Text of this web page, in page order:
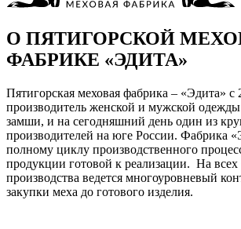
О ПЯТИГОРСКОЙ
ФАБРИКЕ «ЭДИТА»
Пятигорская меховая фабрика – «Эдита» с
производитель женской и мужской
замши, и на сегодняшний день один из
производителей на юге России. Фабрика
полному циклу производственного
продукции готовой к реализации. На всех
производства ведется многоуровневый
закупки меха до готового изделия.